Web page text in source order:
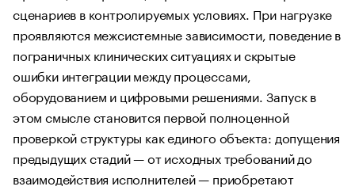
сценариев в контролируемых условиях. При нагрузке
проявляются межсистемные зависимости, поведение в
пограничных клинических ситуациях и скрытые
ошибки интеграции между процессами,
оборудованием и цифровыми решениями. Запуск в
этом смысле становится первой полноценной
проверкой структуры как единого объекта: допущения
предыдущих стадий — от исходных требований до
взаимодействия исполнителей — приобретают